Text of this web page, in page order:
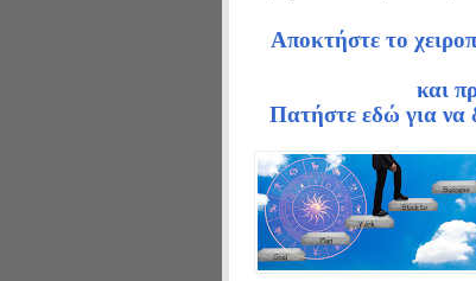
Αποκτήστε το
και
Πατήστε εδώ για να